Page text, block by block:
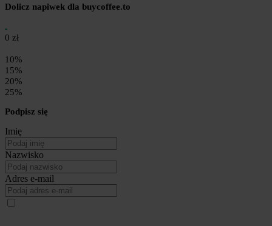
Dolicz napiwek dla buycoffee.to
0 zł
10%
15%
20%
25%
Podpisz się
Imię
Nazwisko
Adres e-mail